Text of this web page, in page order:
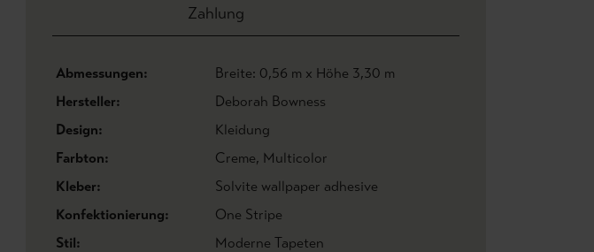
Zahlung
Abmessungen:
Breite: 0,56 m x Höhe 3,30 m
Hersteller:
Deborah Bowness
Design:
Kleidung
Farbton:
Creme, Multicolor
Kleber:
Solvite wallpaper adhesive
Konfektionierung:
One Stripe
Stil:
Moderne Tapeten